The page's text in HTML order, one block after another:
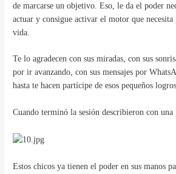
de marcarse un objetivo. Eso, le da el poder
actuar y consigue activar el motor que
vida.
Te lo agradecen con sus miradas, con sus
por ir avanzando, con sus mensajes por
hasta te hacen partícipe de esos pequeños
Cuando terminó la sesión describieron con una
Estos chicos ya tienen el poder en sus manos